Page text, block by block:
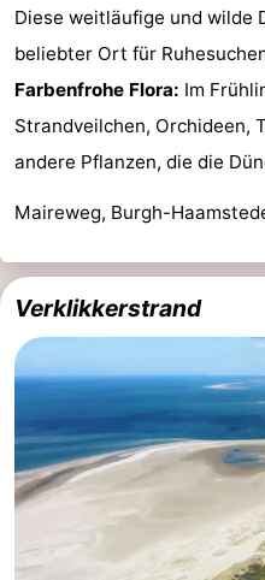
Schouwen
Natur
Oranjezon
-
Oostkapelle
-
Natur
de
Mantelingen
-
Domburg
-
Zoutelande
Vlissingen
-
Middelburg
Wetter
Kontakt
Diese weitläufige und wilde
beliebter Ort für
Farbenfrohe Flora: Im
Strandveilchen, Orchideen,
andere Pflanzen, die die
Maireweg, Burgh-
Verklikkerstrand